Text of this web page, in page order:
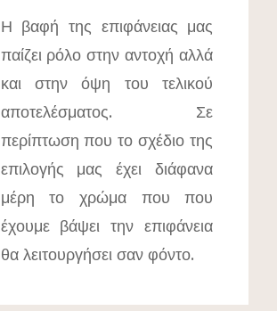
Η βαφή της επιφάνειας μας
παίζει ρόλο στην αντοχή αλλά
και στην όψη του τελικού
αποτελέσματος. Σε
περίπτωση που το σχέδιο της
επιλογής μας έχει διάφανα
μέρη το χρώμα που που
έχουμε βάψει την επιφάνεια
θα λειτουργήσει σαν φόντο.